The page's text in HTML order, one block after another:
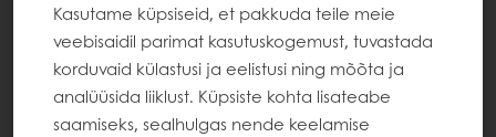
Kasutame küpsiseid, et pakkuda teile meie
veebisaidil parimat kasutuskogemust, tuvastada
korduvaid külastusi ja eelistusi ning mõõta ja
analüüsida liiklust. Küpsiste kohta lisateabe
saamiseks, sealhulgas nende keelamise